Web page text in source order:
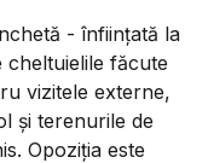
- înființată la
făcute
vizitele externe,
și terenurile de
Opoziția este